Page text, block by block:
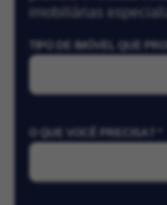
imobiliárias
TIPO DE IMÓVEL QUE
O QUE VOCÊ PRECISA? *